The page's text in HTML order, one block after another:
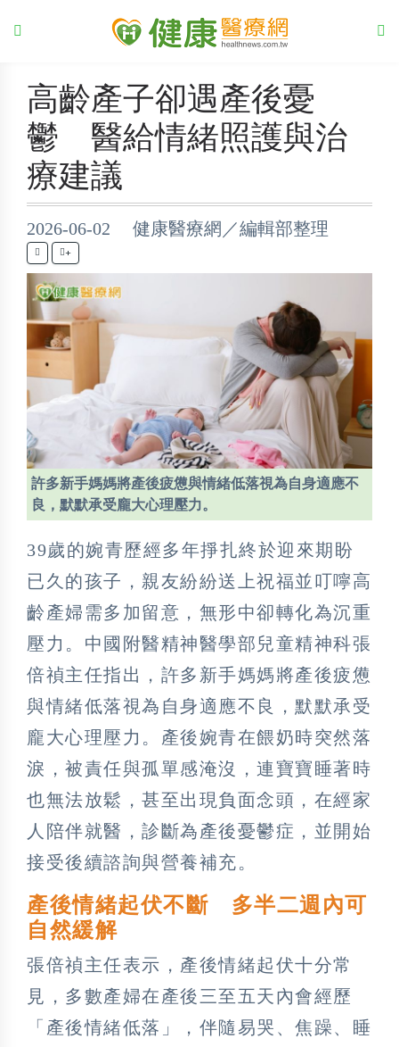
高齡產子卻遇產後憂
鬱 醫給情緒照護與治
療建議
2026-06-02 健康醫療網／編輯部整理
+
許多新手媽媽將產後疲憊與情緒低落視為自身適應不
良，默默承受龐大心理壓力。
39歲的婉青歷經多年掙扎終於迎來期盼
已久的孩子，親友紛紛送上祝福並叮嚀高
齡產婦需多加留意，無形中卻轉化為沉重
壓力。中國附醫精神醫學部兒童精神科張
倍禎主任指出，許多新手媽媽將產後疲憊
與情緒低落視為自身適應不良，默默承受
龐大心理壓力。產後婉青在餵奶時突然落
淚，被責任與孤單感淹沒，連寶寶睡著時
也無法放鬆，甚至出現負面念頭，在經家
人陪伴就醫，診斷為產後憂鬱症，並開始
接受後續諮詢與營養補充。
產後情緒起伏不斷 多半二週內可
自然緩解
張倍禎主任表示，產後情緒起伏十分常
見，多數產婦在產後三至五天內會經歷
「產後情緒低落」，伴隨易哭、焦躁、睡